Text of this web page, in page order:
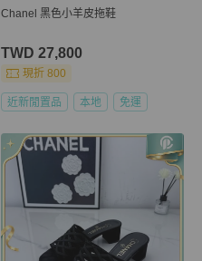
Chanel 黑色小羊皮拖鞋
TWD 27,800
現折 800
近新閒置品 本地 免運